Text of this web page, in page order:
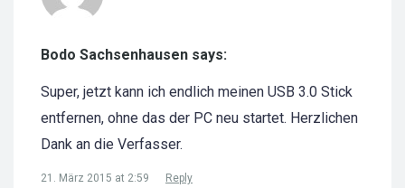
Bodo Sachsenhausen says:
Super, jetzt kann ich endlich meinen USB 3.0 Stick
entfernen, ohne das der PC neu startet. Herzlichen
Dank an die Verfasser.
21. März 2015 at 2:59 Reply